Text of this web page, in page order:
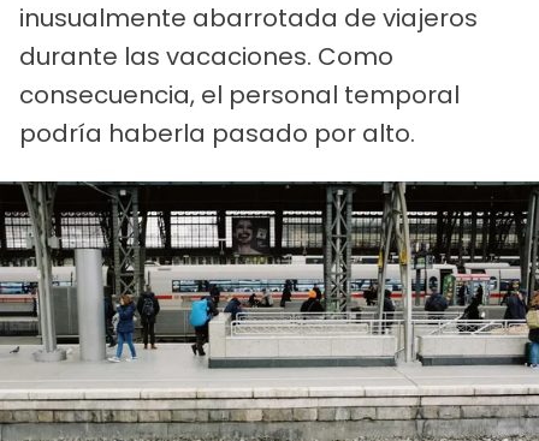
inusualmente abarrotada de viajeros
durante las vacaciones. Como
consecuencia, el personal temporal
podría haberla pasado por alto.